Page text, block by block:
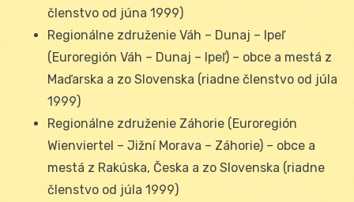
členstvo od júna 1999)
Regionálne združenie Váh – Dunaj – Ipeľ
(Euroregión Váh – Dunaj – Ipeľ) – obce a mestá z
Maďarska a zo Slovenska (riadne členstvo od júla
1999)
Regionálne združenie Záhorie (Euroregión
Wienviertel – Jižní Morava – Záhorie) – obce a
mestá z Rakúska, Česka a zo Slovenska (riadne
členstvo od júla 1999)